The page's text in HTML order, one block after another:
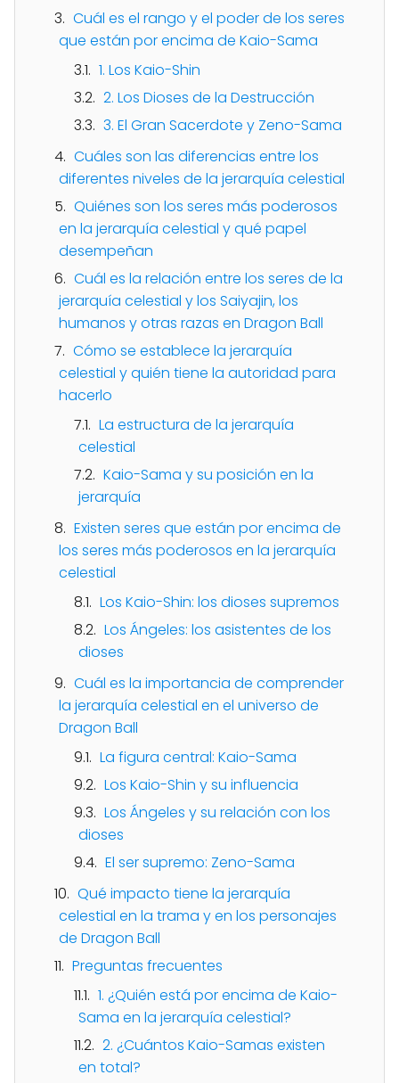
Cuál es el rango y el poder de los seres
que están por encima de Kaio-Sama
1. Los Kaio-Shin
2. Los Dioses de la Destrucción
3. El Gran Sacerdote y Zeno-Sama
Cuáles son las diferencias entre los
diferentes niveles de la jerarquía celestial
Quiénes son los seres más poderosos
en la jerarquía celestial y qué papel
desempeñan
Cuál es la relación entre los seres de la
jerarquía celestial y los Saiyajin, los
humanos y otras razas en Dragon Ball
Cómo se establece la jerarquía
celestial y quién tiene la autoridad para
hacerlo
La estructura de la jerarquía
celestial
Kaio-Sama y su posición en la
jerarquía
Existen seres que están por encima de
los seres más poderosos en la jerarquía
celestial
Los Kaio-Shin: los dioses supremos
Los Ángeles: los asistentes de los
dioses
Cuál es la importancia de comprender
la jerarquía celestial en el universo de
Dragon Ball
La figura central: Kaio-Sama
Los Kaio-Shin y su influencia
Los Ángeles y su relación con los
dioses
El ser supremo: Zeno-Sama
Qué impacto tiene la jerarquía
celestial en la trama y en los personajes
de Dragon Ball
Preguntas frecuentes
1. ¿Quién está por encima de Kaio-
Sama en la jerarquía celestial?
2. ¿Cuántos Kaio-Samas existen
en total?